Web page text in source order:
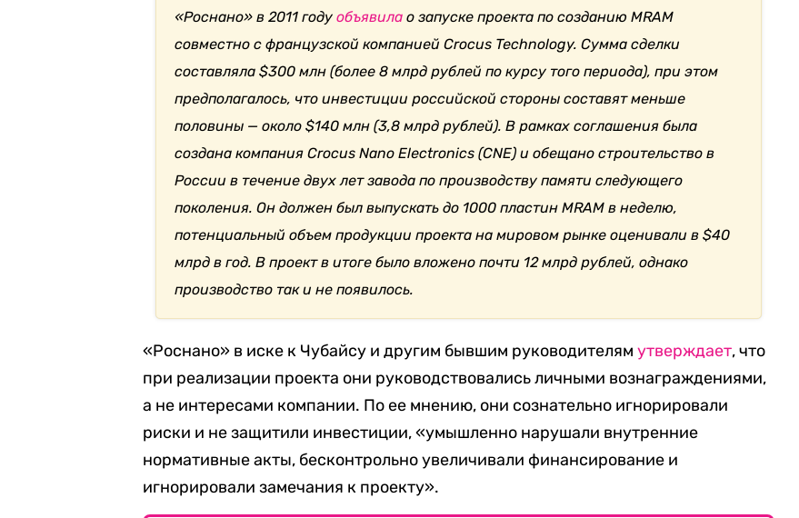
«Роснано» в 2011 годуобъявила о запуске проекта по созданию MRAM
совместно с французской компанией Crocus Technology. Сумма сделки
составляла $300 млн (более 8 млрд рублей по курсу того периода), при этом
предполагалось, что инвестиции российской стороны составят меньше
половины — около $140 млн (3,8 млрд рублей). В рамках соглашения была
создана компания Crocus Nano Electronics (CNE) и обещано строительство в
России в течение двух лет завода по производству памяти следующего
поколения. Он должен был выпускать до 1000 пластин MRAM в неделю,
потенциальный объем продукции проекта на мировом рынке оценивали в $40
млрд в год. В проект в итоге было вложено почти 12 млрд рублей, однако
производство так и не появилось.
«Роснано» в иске к Чубайсу и другим бывшим руководителямутверждает, что
при реализации проекта они руководствовались личными вознаграждениями,
а не интересами компании. По ее мнению, они сознательно игнорировали
риски и не защитили инвестиции, «умышленно нарушали внутренние
нормативные акты, бесконтрольно увеличивали финансирование и
игнорировали замечания к проекту».